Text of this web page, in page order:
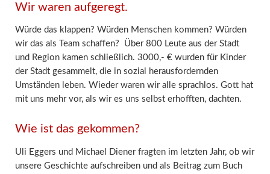
Wir waren aufgeregt.
Würde das klappen? Würden Menschen kommen? Würden
wir das als Team schaffen? Über 800 Leute aus der Stadt
und Region kamen schließlich. 3000,- € wurden für Kinder
der Stadt gesammelt, die in sozial herausfordernden
Umständen leben. Wieder waren wir alle sprachlos. Gott hat
mit uns mehr vor, als wir es uns selbst erhofften, dachten.
Wie ist das gekommen?
Uli Eggers und Michael Diener fragten im letzten Jahr, ob wir
unsere Geschichte aufschreiben und als Beitrag zum Buch